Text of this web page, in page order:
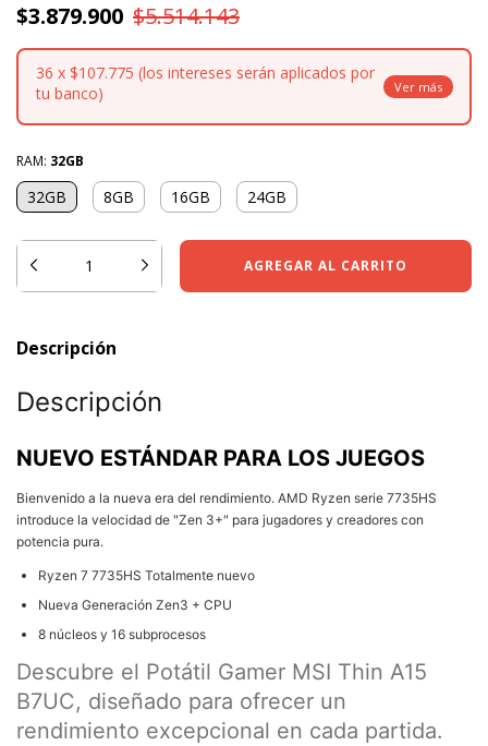
$3.879.900 $5.514.143
36 x $107.775 (los intereses serán aplicados por
tu banco)
RAM: 32GB
32GB 8GB 16GB 24GB
Descripción
Descripción
NUEVO ESTÁNDAR PARA LOS JUEGOS
Bienvenido a la nueva era del rendimiento. AMD Ryzen serie 7735HS
introduce la velocidad de "Zen 3+" para jugadores y creadores con
potencia pura.
Ryzen 7 7735HS Totalmente nuevo
Nueva Generación Zen3 + CPU
8 núcleos y 16 subprocesos
Descubre el Potátil Gamer MSI Thin A15
B7UC, diseñado para ofrecer un
rendimiento excepcional en cada partida.